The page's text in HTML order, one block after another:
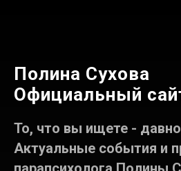
Полина Сухова
Официальный
То, что вы ищете -
Актуальные события и